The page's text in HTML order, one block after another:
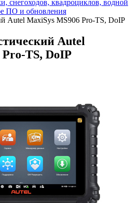
снегоходов, квадроциклов, водной
ПО и обновления
Autel MaxiSys MS906 Pro-TS, DoIP
Autel
TS, DoIP